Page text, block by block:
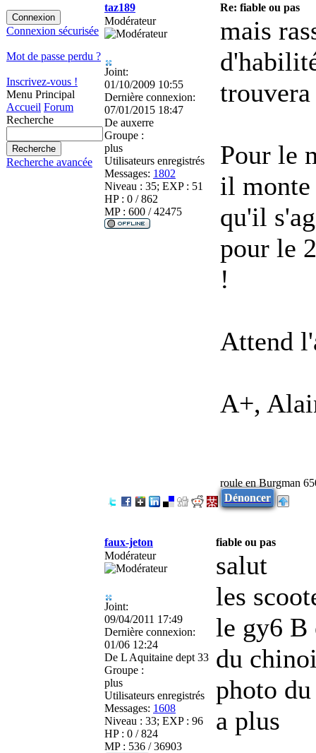
Connexion sécurisée
Mot de passe perdu ?
Inscrivez-vous !
Menu Principal
Accueil Forum
Recherche
Recherche avancée
taz189
Re: fiable ou pas
Modérateur
Joint:
01/10/2009 10:55
Dernière connexion:
07/01/2015 18:47
De auxerre
Groupe :
plus
Utilisateurs enregistrés
Messages: 1802
Niveau : 35; EXP : 51
HP : 0 / 862
MP : 600 / 42475
mais
Pour le
il monte
qu'il
pour le
!
Attend
A+,
roule en Burgman
Dénoncer
faux-jeton
fiable ou pas
Modérateur
Joint:
09/04/2011 17:49
Dernière connexion:
01/06 12:24
De L Aquitaine dept 33
Groupe :
plus
Utilisateurs enregistrés
Messages: 1608
Niveau : 33; EXP : 96
HP : 0 / 824
MP : 536 / 36903
salut
les
le gy6 B
du
photo
a plus